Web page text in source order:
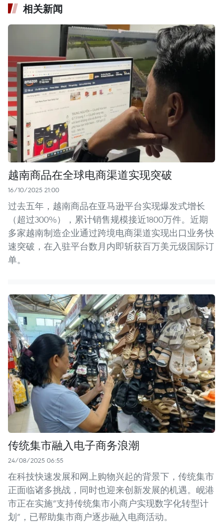
相关新闻
越南商品在全球电商渠道实现突破
16/10/2025 21:00
过去五年，越南商品在亚马逊平台实现爆发式增长
（超过300%），累计销售规模接近1800万件。近期
多家越南制造企业通过跨境电商渠道实现出口业务快
速突破，在入驻平台数月内即斩获百万美元级国际订
单。
传统集市融入电子商务浪潮
24/08/2025 06:55
在科技快速发展和网上购物兴起的背景下，传统集市
正面临诸多挑战，同时也迎来创新发展的机遇。岘港
市正在实施“支持传统集市小商户实现数字化转型计
划”，已帮助集市商户逐步融入电商活动。